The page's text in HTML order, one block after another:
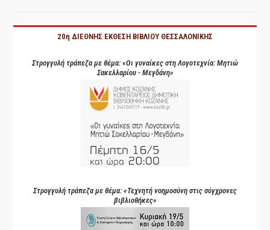
20η ΔΙΕΘΝΗΣ ΕΚΘΕΣΗ ΒΙΒΛΙΟΥ ΘΕΣΣΑΛΟΝΙΚΗΣ
Στρογγυλή τράπεζα με θέμα: «Οι γυναίκες στη Λογοτεχνία: Μητιώ
Σακελλαρίου - Μεγδάνη»
Στρογγυλή τράπεζα με θέμα: «Τεχνητή νοημοσύνη στις σύγχρονες
βιβλιοθήκες»